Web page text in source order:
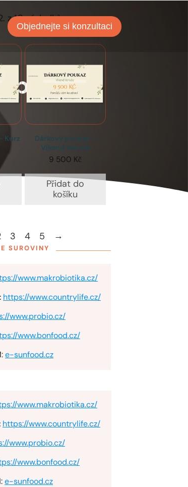
Objednejte si konzultaci
pomoci
z 10 výsledků
Kurz
Dárkový poukaz –
Víkend Venuše
9 500 Kč
Přidat do
košíku
3 4 5 →
SUROVINY
www.makrobiotika.cz/
https://www.countrylife.cz/
www.probio.cz/
www.bonfood.cz/
:e-sunfood.cz
www.makrobiotika.cz/
https://www.countrylife.cz/
www.probio.cz/
www.bonfood.cz/
:e-sunfood.cz